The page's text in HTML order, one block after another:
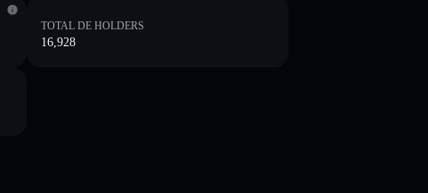
TOTAL DE HOLDERS
16,928